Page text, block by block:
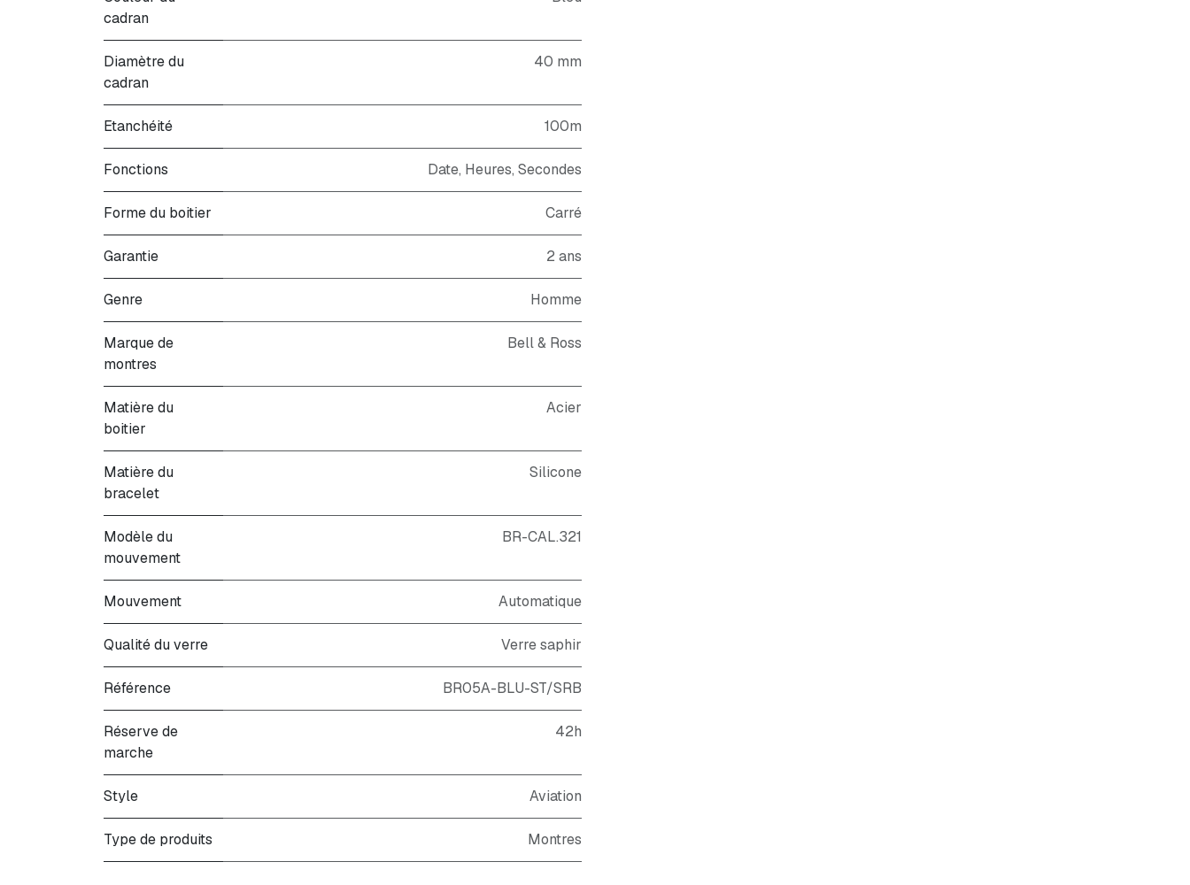
cadran
Diamètre du
cadran
40 mm
Etanchéité 100m
Fonctions Date, Heures, Secondes
Forme du boitier Carré
Garantie 2 ans
Genre Homme
Marque de
montres
Bell & Ross
Matière du
boitier
Acier
Matière du
bracelet
Silicone
Modèle du
mouvement
BR-CAL.321
Mouvement Automatique
Qualité du verre Verre saphir
Référence BR05A-BLU-ST/SRB
Réserve de
marche
42h
Style Aviation
Type de produits Montres